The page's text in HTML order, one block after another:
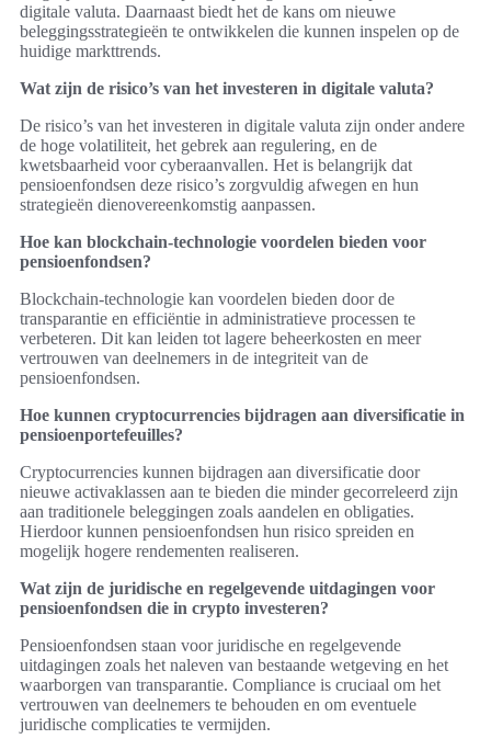
digitale valuta. Daarnaast biedt het de kans om nieuwe
beleggingsstrategieën te ontwikkelen die kunnen inspelen op de
huidige markttrends.
Wat zijn de risico’s van het investeren in digitale valuta?
De risico’s van het investeren in digitale valuta zijn onder andere
de hoge volatiliteit, het gebrek aan regulering, en de
kwetsbaarheid voor cyberaanvallen. Het is belangrijk dat
pensioenfondsen deze risico’s zorgvuldig afwegen en hun
strategieën dienovereenkomstig aanpassen.
Hoe kan blockchain-technologie voordelen bieden voor
pensioenfondsen?
Blockchain-technologie kan voordelen bieden door de
transparantie en efficiëntie in administratieve processen te
verbeteren. Dit kan leiden tot lagere beheerkosten en meer
vertrouwen van deelnemers in de integriteit van de
pensioenfondsen.
Hoe kunnen cryptocurrencies bijdragen aan diversificatie in
pensioenportefeuilles?
Cryptocurrencies kunnen bijdragen aan diversificatie door
nieuwe activaklassen aan te bieden die minder gecorreleerd zijn
aan traditionele beleggingen zoals aandelen en obligaties.
Hierdoor kunnen pensioenfondsen hun risico spreiden en
mogelijk hogere rendementen realiseren.
Wat zijn de juridische en regelgevende uitdagingen voor
pensioenfondsen die in crypto investeren?
Pensioenfondsen staan voor juridische en regelgevende
uitdagingen zoals het naleven van bestaande wetgeving en het
waarborgen van transparantie. Compliance is cruciaal om het
vertrouwen van deelnemers te behouden en om eventuele
juridische complicaties te vermijden.